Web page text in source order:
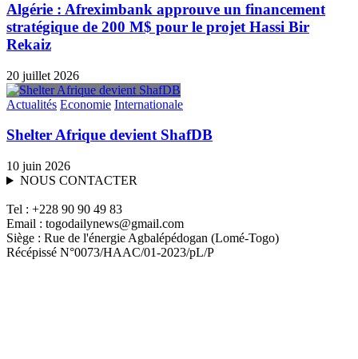
Algérie : Afreximbank approuve un financement
stratégique de 200 M$ pour le projet Hassi Bir
Rekaiz
20 juillet 2026
Actualités Economie Internationale
Shelter Afrique devient ShafDB
10 juin 2026
NOUS CONTACTER
Tel : +228 90 90 49 83
Email : togodailynews@gmail.com
Siège : Rue de l'énergie Agbalépédogan (Lomé-Togo)
Récépissé N°0073/HAAC/01-2023/pL/P